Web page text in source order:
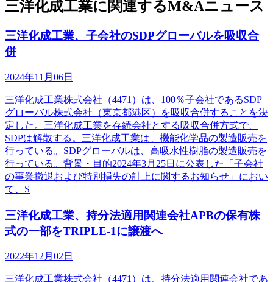
三洋化成工業に関連するM&Aニュース
三洋化成工業、子会社のSDPグローバルを吸収合
併
2024年11月06日
三洋化成工業株式会社（4471）は、100％子会社であるSDP
グローバル株式会社（東京都港区）を吸収合併することを決
定した。三洋化成工業を存続会社とする吸収合併方式で、
SDPは解散する。三洋化成工業は、機能化学品の製造販売を
行っている。SDPグローバルは、高吸水性樹脂の製造販売を
行っている。背景・目的2024年3月25日に公表した「子会社
の事業撤退および特別損失の計上に関するお知らせ」におい
て、S
三洋化成工業、持分法適用関連会社APBの保有株
式の一部をTRIPLE-1に譲渡へ
2022年12月02日
三洋化成工業株式会社（4471）は、持分法適用関連会社であ